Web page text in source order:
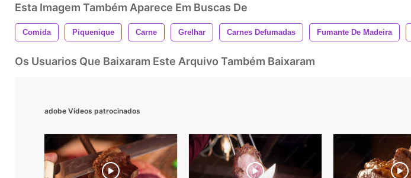
Esta Imagem Também Aparece Em Buscas De
Comida Piquenique Carne Grelhar Carnes Defumadas Fumante De Madeira
Os Usuarios Que Baixaram Este Arquivo Também Baixaram
adobe Vídeos patrocinados